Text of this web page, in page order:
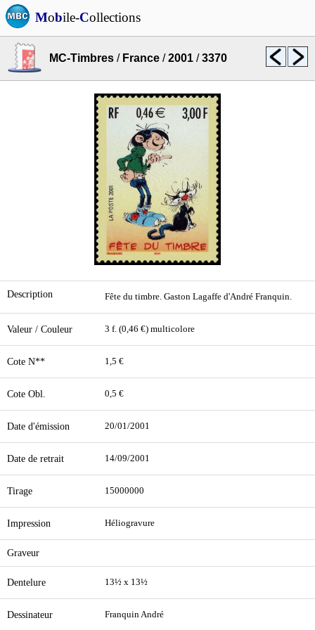
Mobile-Collections
MC-Timbres / France /2001 /3370
Description Fête du timbre. Gaston Lagaffe d'André Franquin.
Valeur / Couleur 3 f. (0,46 €) multicolore
Cote N** 1,5 €
Cote Obl. 0,5 €
Date d'émission 20/01/2001
Date de retrait 14/09/2001
Tirage 15000000
Impression Héliogravure
Graveur
Dentelure 13½ x 13½
Dessinateur Franquin André